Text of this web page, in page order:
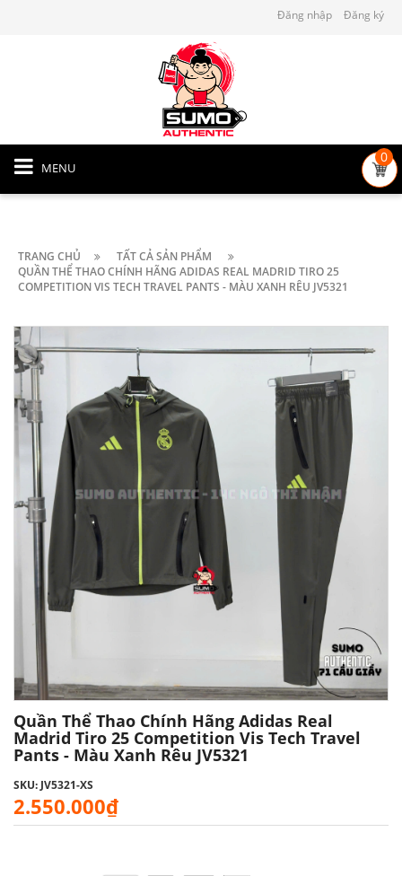
Đăng nhập Đăng ký
MENU
0
TRANG CHỦ
TẤT CẢ SẢN PHẨM
QUẦN THỂ THAO CHÍNH HÃNG ADIDAS REAL MADRID TIRO 25
COMPETITION VIS TECH TRAVEL PANTS - MÀU XANH RÊU JV5321
Quần Thể Thao Chính Hãng Adidas Real
Madrid Tiro 25 Competition Vis Tech Travel
Pants - Màu Xanh Rêu JV5321
SKU: JV5321-XS
2.550.000₫